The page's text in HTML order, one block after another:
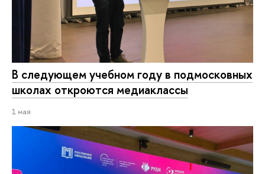
В следующем учебном году в подмосковных
школах откроются медиаклассы
1 мая